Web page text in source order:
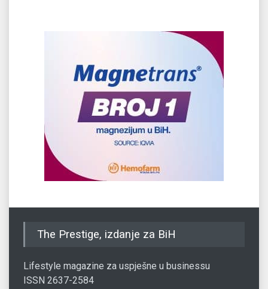
The Prestige, izdanje za BiH
Lifestyle magazine za uspješne u businessu
ISSN 2637-2584